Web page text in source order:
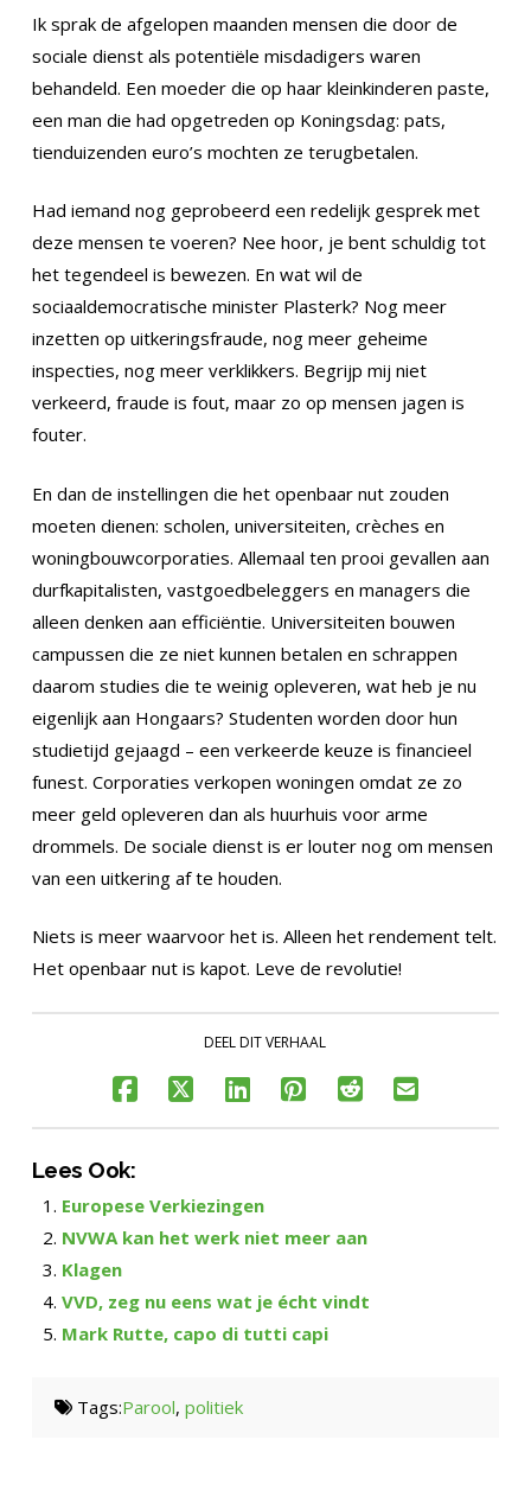
Ik sprak de afgelopen maanden mensen die door de
sociale dienst als potentiële misdadigers waren
behandeld. Een moeder die op haar kleinkinderen paste,
een man die had opgetreden op Koningsdag: pats,
tienduizenden euro’s mochten ze terugbetalen.
Had iemand nog geprobeerd een redelijk gesprek met
deze mensen te voeren? Nee hoor, je bent schuldig tot
het tegendeel is bewezen. En wat wil de
sociaaldemocratische minister Plasterk? Nog meer
inzetten op uitkeringsfraude, nog meer geheime
inspecties, nog meer verklikkers. Begrijp mij niet
verkeerd, fraude is fout, maar zo op mensen jagen is
fouter.
En dan de instellingen die het openbaar nut zouden
moeten dienen: scholen, universiteiten, crèches en
woningbouwcorporaties. Allemaal ten prooi gevallen aan
durfkapitalisten, vastgoedbeleggers en managers die
alleen denken aan efficiëntie. Universiteiten bouwen
campussen die ze niet kunnen betalen en schrappen
daarom studies die te weinig opleveren, wat heb je nu
eigenlijk aan Hongaars? Studenten worden door hun
studietijd gejaagd – een verkeerde keuze is financieel
funest. Corporaties verkopen woningen omdat ze zo
meer geld opleveren dan als huurhuis voor arme
drommels. De sociale dienst is er louter nog om mensen
van een uitkering af te houden.
Niets is meer waarvoor het is. Alleen het rendement telt.
Het openbaar nut is kapot. Leve de revolutie!
DEEL DIT VERHAAL
Lees Ook:
Europese Verkiezingen
NVWA kan het werk niet meer aan
Klagen
VVD, zeg nu eens wat je écht vindt
Mark Rutte, capo di tutti capi
Tags:Parool,politiek